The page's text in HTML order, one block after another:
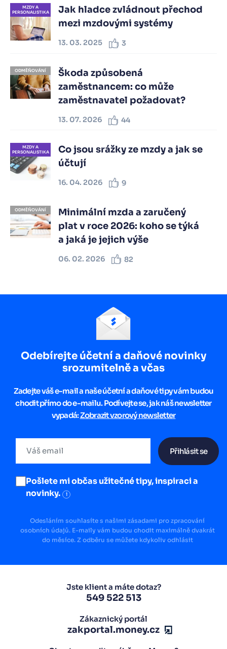
MZDY A
PERSONALISTIKA
Jak hladce zvládnout přechod
mezi mzdovými systémy
13. 03. 2025 3
ODMĚŇOVÁNÍ
Škoda způsobená
zaměstnancem: co může
zaměstnavatel požadovat?
13. 07. 2026 44
MZDY A
PERSONALISTIKA
Co jsou srážky ze mzdy a jak se
účtují
16. 04. 2026 9
ODMĚŇOVÁNÍ
Minimální mzda a zaručený
plat v roce 2026: koho se týká
a jaká je jejich výše
06. 02. 2026 82
Odebírejte účetní a daňové novinky
srozumitelně a včas
Zadejte váš e-mail a naše účetní a daňové tipy vám budou
chodit přímo do e-mailu. Podívejte se, jak náš newsletter
vypadá:Zobrazit vzorový newsletter
Přihlásit se
Pošlete mi občas užitečné tipy, inspiraci a
novinky.
i
Odesláním souhlasíte s našimi zásadami pro zpracování
osobních údajů. E-maily vám budou chodit maximálně dvakrát
do měsíce. Z odběru se můžete kdykoliv odhlásit
Jste klient a máte dotaz?
549 522 513
Zákaznický portál
zakportal.money.cz